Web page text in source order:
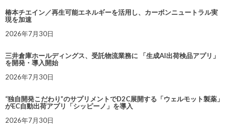
椿本チエイン／再生可能エネルギーを活用し、カーボンニュートラル実
現を加速
2026年7月30日
三井倉庫ホールディングス、受託物流業務に 「生成AI出荷検品アプリ」
を開発・導入開始
2026年7月30日
“独自開発こだわり”のサプリメントでD2C展開する「ウェルモット製薬」
がEC自動出荷アプリ「シッピーノ」を導入
2026年7月30日